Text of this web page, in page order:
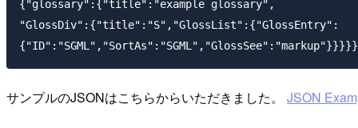
{"glossary":{"title":"example glossary",
"GlossDiv":{"title":"S","GlossList":{"GlossEntry":
{"ID":"SGML","SortAs":"SGML","GlossSee":"markup"}}}}}
サンプルのJSONはこちらからいただきました。 JSON